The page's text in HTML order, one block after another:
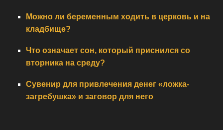
Можно ли беременным ходить в церковь и на
кладбище?
Что означает сон, который приснился со
вторника на среду?
Сувенир для привлечения денег «ложка-
загребушка» и заговор для него